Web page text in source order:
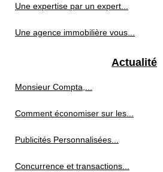
Une expertise par un expert...
Une agence immobilière vous...
Actualité
Monsieur Compta,...
Comment économiser sur les...
Publicités Personnalisées...
Concurrence et transactions...